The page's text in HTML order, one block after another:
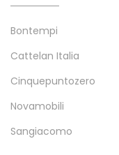
Bontempi
Cattelan Italia
Cinquepuntozero
Novamobili
Sangiacomo